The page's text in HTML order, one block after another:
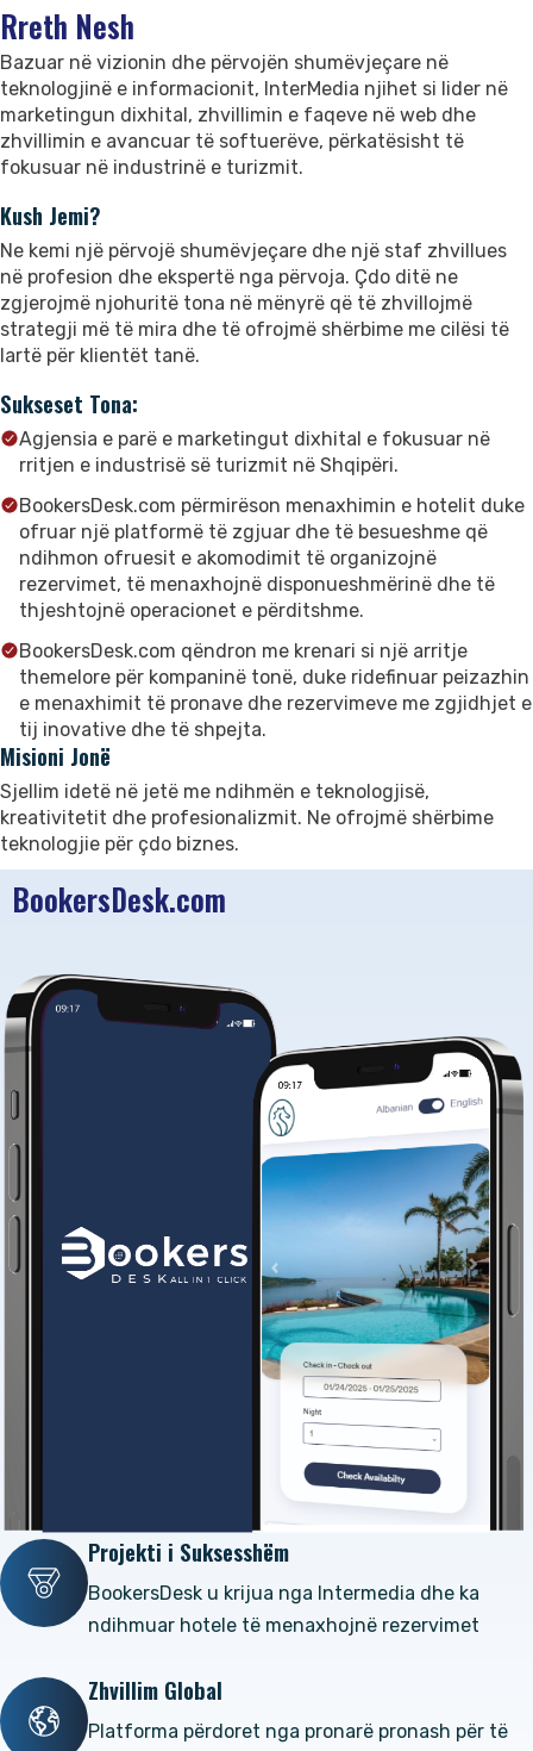
Rreth Nesh
Bazuar në vizionin dhe përvojën shumëvjeçare në
teknologjinë e informacionit, InterMedia njihet si lider në
marketingun dixhital, zhvillimin e faqeve në web dhe
zhvillimin e avancuar të softuerëve, përkatësisht të
fokusuar në industrinë e turizmit.
Kush Jemi?
Ne kemi një përvojë shumëvjeçare dhe një staf zhvillues
në profesion dhe ekspertë nga përvoja. Çdo ditë ne
zgjerojmë njohuritë tona në mënyrë që të zhvillojmë
strategji më të mira dhe të ofrojmë shërbime me cilësi të
lartë për klientët tanë.
Sukseset Tona:
Agjensia e parë e marketingut dixhital e fokusuar në
rritjen e industrisë së turizmit në Shqipëri.
BookersDesk.com përmirëson menaxhimin e hotelit duke
ofruar një platformë të zgjuar dhe të besueshme që
ndihmon ofruesit e akomodimit të organizojnë
rezervimet, të menaxhojnë disponueshmërinë dhe të
thjeshtojnë operacionet e përditshme.
BookersDesk.com qëndron me krenari si një arritje
themelore për kompaninë tonë, duke ridefinuar peizazhin
e menaxhimit të pronave dhe rezervimeve me zgjidhjet e
tij inovative dhe të shpejta.
Misioni Jonë
Sjellim idetë në jetë me ndihmën e teknologjisë,
kreativitetit dhe profesionalizmit. Ne ofrojmë shërbime
teknologjie për çdo biznes.
BookersDesk.com
Projekti i Suksesshëm
BookersDesk u krijua nga Intermedia dhe ka
ndihmuar hotele të menaxhojnë rezervimet
Zhvillim Global
Platforma përdoret nga pronarë pronash për të